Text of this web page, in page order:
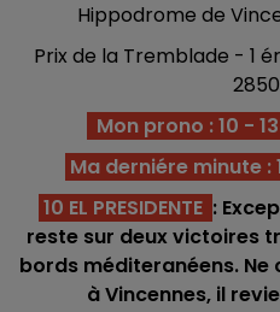
Hippodrome de
Prix de la Tremblade - 1
Mon prono : 10 -
Ma derniére minute :
10 EL PRESIDENTE :
reste sur deux victoires
bords méditeranéens.
à Vincennes, il